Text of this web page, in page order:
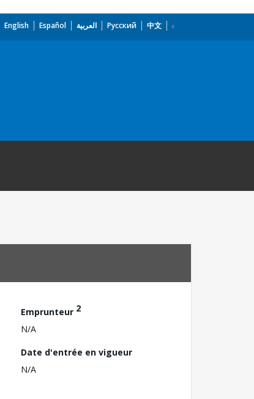
English Español العربية Русский 中文
Emprunteur 2
N/A
Date d'entrée en vigueur
N/A